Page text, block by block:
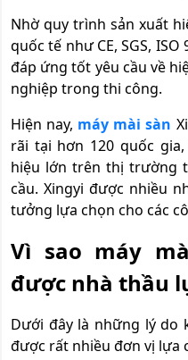
Nhờ quy trình sản xuất
quốc tế như CE, SGS,
đáp ứng tốt yêu cầu về
nghiệp trong thi công.
Hiện nay, máy mài sàn
rãi tại hơn 120 quốc
hiệu lớn trên thị trường
cầu. Xingyi được nhiều
tưởng lựa chọn cho các
Vì sao máy
được nhà thầu
Dưới đây là những lý do
được rất nhiều đơn vị lựa